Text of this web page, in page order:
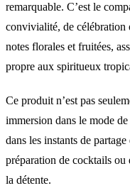
remarquable. C’est le
convivialité, de célébration
notes florales et fruitées,
propre aux spiritueux
Ce produit n’est pas
immersion dans le mode
dans les instants de
préparation de cocktails ou
la détente.